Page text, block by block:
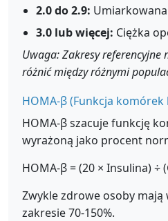
2.0 do 2.9:
3.0 lub więcej: Ciężka
Uwaga: Zakresy referencyjne
różnić między różnymi
HOMA-β (Funkcja komórek
HOMA-β szacuje funkcję
wyrażoną jako procent
HOMA-β = (20 × Insulina) ÷
Zwykle zdrowe osoby
zakresie 70-150%.